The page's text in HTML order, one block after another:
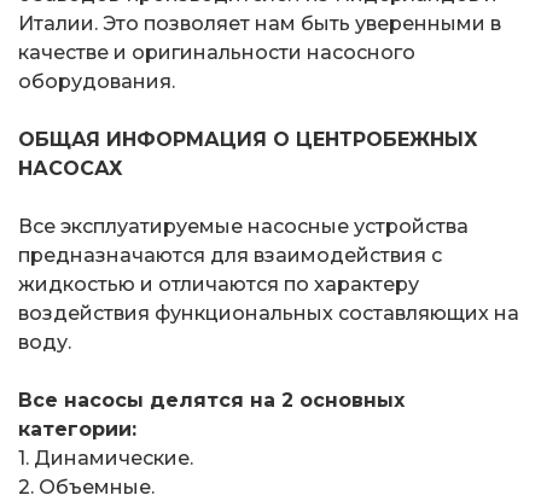
Италии. Это позволяет нам быть уверенными в
качестве и оригинальности насосного
оборудования.
ОБЩАЯ ИНФОРМАЦИЯ О ЦЕНТРОБЕЖНЫХ
НАСОСАХ
Все эксплуатируемые насосные устройства
предназначаются для взаимодействия с
жидкостью и отличаются по характеру
воздействия функциональных составляющих на
воду.
Все насосы делятся на 2 основных
категории:
1. Динамические.
2. Объемные.